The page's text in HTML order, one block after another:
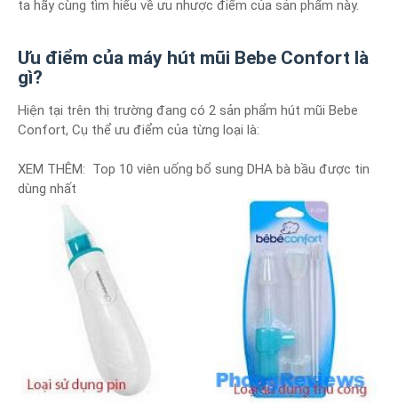
ta hãy cùng tìm hiểu về ưu nhược điểm của sản phẩm này.
Ưu điểm của máy hút mũi Bebe Confort là
gì?
Hiện tại trên thị trường đang có 2 sản phẩm hút mũi Bebe
Confort, Cụ thể ưu điểm của từng loại là:
XEM THÊM: Top 10 viên uống bổ sung DHA bà bầu được tin
dùng nhất